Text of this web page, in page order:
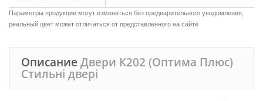
Параметры продукции могут измениться без предварительного уведомления,
реальный цвет может отличаться от представленного на сайте
Описание Двери К202 (Оптима Плюс)
Стильні двері